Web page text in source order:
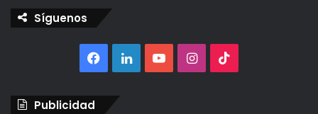
Síguenos
Facebook
LinkedInYouTubeInstagram
Publicidad